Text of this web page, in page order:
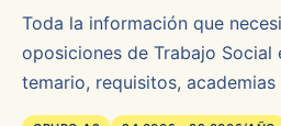
Toda la información que
oposiciones de Trabajo Social
temario, requisitos, academias